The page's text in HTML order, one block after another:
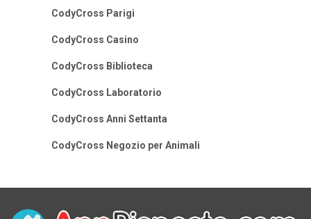
CodyCross Parigi
CodyCross Casino
CodyCross Biblioteca
CodyCross Laboratorio
CodyCross Anni Settanta
CodyCross Negozio per Animali